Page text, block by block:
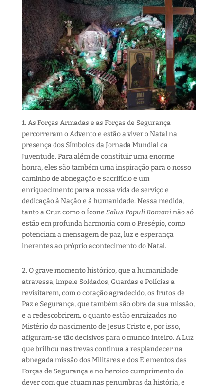
1. As Forças Armadas e as Forças de Segurança
percorreram o Advento e estão a viver o Natal na
presença dos Símbolos da Jornada Mundial da
Juventude. Para além de constituir uma enorme
honra, eles são também uma inspiração para o nosso
caminho de abnegação e sacrifício e um
enriquecimento para a nossa vida de serviço e
dedicação à Nação e à humanidade. Nessa medida,
tanto a Cruz como o Ícone Salus Populi Romaninão só
estão em profunda harmonia com o Presépio, como
potenciam a mensagem de paz, luz e esperança
inerentes ao próprio acontecimento do Natal.
2. O grave momento histórico, que a humanidade
atravessa, impele Soldados, Guardas e Polícias a
revisitarem, com o coração agradecido, os frutos de
Paz e Segurança, que também são obra da sua missão,
e a redescobrirem, o quanto estão enraizados no
Mistério do nascimento de Jesus Cristo e, por isso,
afiguram-se tão decisivos para o mundo inteiro. A Luz
que brilhou nas trevas continua a resplandecer na
abnegada missão dos Militares e dos Elementos das
Forças de Segurança e no heroico cumprimento do
dever com que atuam nas penumbras da história, e